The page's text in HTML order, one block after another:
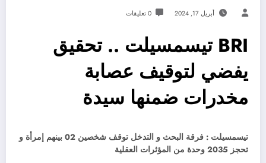
أبريل 17, 2024 0 تعليقات
BRI تيسمسيلت .. تحقيق
يفضي لتوقيف عصابة
مخدرات ضمنها سيدة
تيسمسيلت : فرقة البحث و التدخل توقف شخصين 02 بينهم إمرأة و
تحجز 2035 وحدة من المؤثرات العقلية